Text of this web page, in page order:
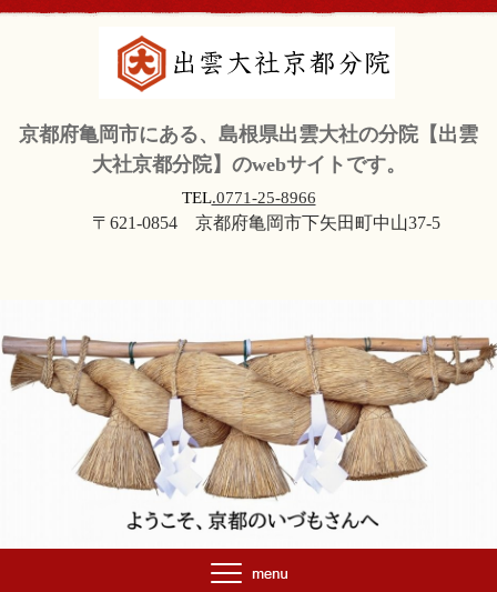
京都府亀岡市にある、島根県出雲大社の分院【出雲
大社京都分院】のwebサイトです。
TEL.0771-25-8966
〒621-0854 京都府亀岡市下矢田町中山37-5